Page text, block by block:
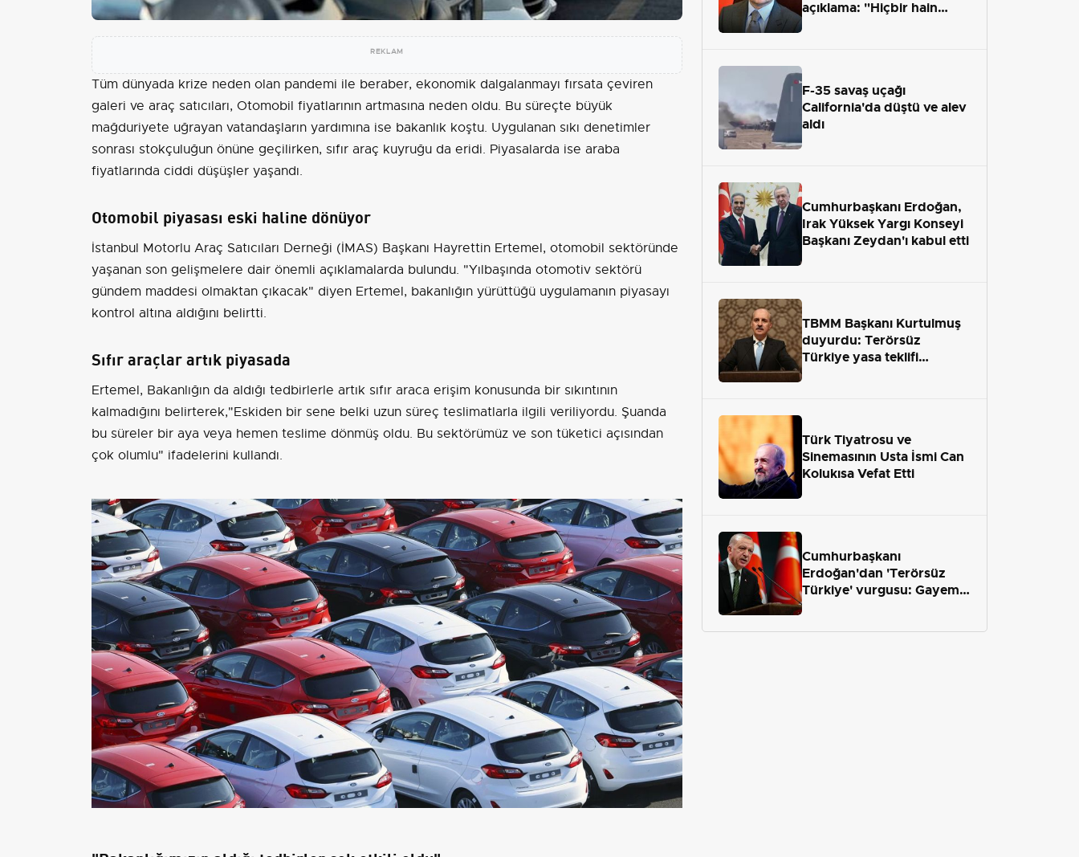
REKLAM
Tüm dünyada krize neden olan pandemi ile beraber, ekonomik dalgalanmayı fırsata çeviren
galeri ve araç satıcıları, Otomobil fiyatlarının artmasına neden oldu. Bu süreçte büyük
mağduriyete uğrayan vatandaşların yardımına ise bakanlık koştu. Uygulanan sıkı denetimler
sonrası stokçuluğun önüne geçilirken, sıfır araç kuyruğu da eridi. Piyasalarda ise araba
fiyatlarında ciddi düşüşler yaşandı.
Otomobil piyasası eski haline dönüyor
İstanbul Motorlu Araç Satıcıları Derneği (İMAS) Başkanı Hayrettin Ertemel, otomobil sektöründe
yaşanan son gelişmelere dair önemli açıklamalarda bulundu. "Yılbaşında otomotiv sektörü
gündem maddesi olmaktan çıkacak" diyen Ertemel, bakanlığın yürüttüğü uygulamanın piyasayı
kontrol altına aldığını belirtti.
Sıfır araçlar artık piyasada
Ertemel, Bakanlığın da aldığı tedbirlerle artık sıfır araca erişim konusunda bir sıkıntının
kalmadığını belirterek,"Eskiden bir sene belki uzun süreç teslimatlarla ilgili veriliyordu. Şuanda
bu süreler bir aya veya hemen teslime dönmüş oldu. Bu sektörümüz ve son tüketici açısından
çok olumlu" ifadelerini kullandı.
açıklama: "Hiçbir hain
F-35 savaş uçağı
California'da düştü ve alev
aldı
Cumhurbaşkanı Erdoğan,
Irak Yüksek Yargı Konseyi
Başkanı Zeydan'ı kabul etti
TBMM Başkanı Kurtulmuş
duyurdu: Terörsüz
Türkiye yasa teklifi
Türk Tiyatrosu ve
Sinemasının Usta İsmi Can
Kolukısa Vefat Etti
Cumhurbaşkanı
Erdoğan'dan 'Terörsüz
Türkiye' vurgusu: Gayemiz